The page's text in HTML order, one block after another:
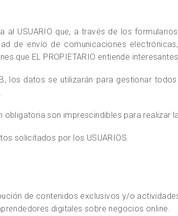
USUARIO que, a través de los
de envío de comunicaciones
que EL PROPIETARIO entiende interesantes
los datos se utilizarán para gestionar
son imprescindibles para realizar
solicitados por los USUARIOS.
de contenidos exclusivos y/o
digitales sobre negocios online.